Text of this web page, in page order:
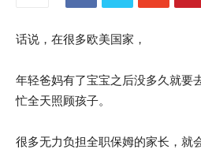
话说，在很多欧美国家，
年轻爸妈有了宝宝之后没多久就要
忙全天照顾孩子。
很多无力负担全职保姆的家长，就